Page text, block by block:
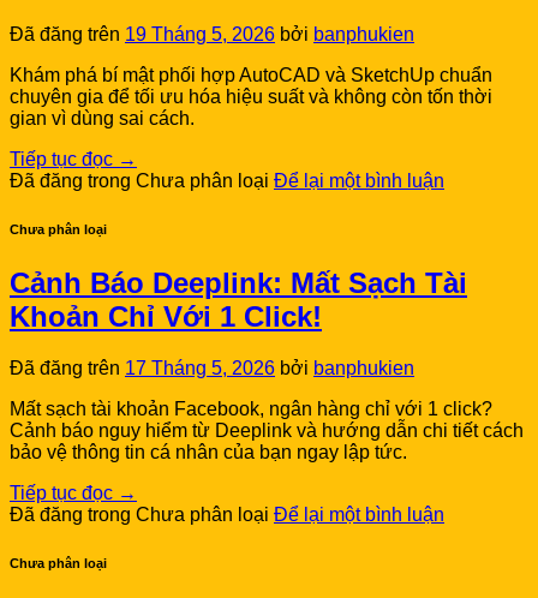
Đã đăng trên 19 Tháng 5, 2026 bởi banphukien
Khám phá bí mật phối hợp AutoCAD và SketchUp chuẩn
chuyên gia để tối ưu hóa hiệu suất và không còn tốn thời
gian vì dùng sai cách.
Tiếp tục đọc →
Đã đăng trong Chưa phân loại Để lại một bình luận
Chưa phân loại
Cảnh Báo Deeplink: Mất Sạch Tài
Khoản Chỉ Với 1 Click!
Đã đăng trên 17 Tháng 5, 2026 bởi banphukien
Mất sạch tài khoản Facebook, ngân hàng chỉ với 1 click?
Cảnh báo nguy hiểm từ Deeplink và hướng dẫn chi tiết cách
bảo vệ thông tin cá nhân của bạn ngay lập tức.
Tiếp tục đọc →
Đã đăng trong Chưa phân loại Để lại một bình luận
Chưa phân loại